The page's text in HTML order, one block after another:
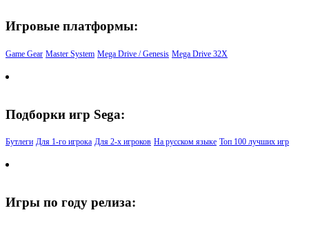
Игровые платформы:
Game Gear Master System Mega Drive / Genesis Mega Drive 32X
Подборки игр Sega:
Бутлеги Для 1-го игрока Для 2-х игроков На русском языке Топ 100 лучших игр
Игры по году релиза: